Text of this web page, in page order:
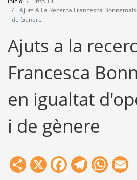
Agenda
Herramientas
Ajuts A La Recerca Francesca
de Gènere
Ajuts a la
Francesca
en igualtat
i de gènere
Share
X Facebook